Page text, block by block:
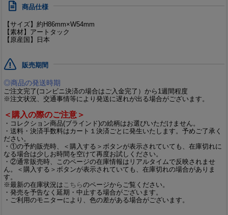
商品仕様
【サイズ】約H86mm×W54mm
【素材】アートタック
【原産国】日本
販売期間
◎商品の発送時期
ご注文完了(コンビニ決済の場合はご入金完了）から1週間程度
※注文状況、交通事情等により発送に遅れが出る場合がございます。
＜購入の際のご注意＞
・コレクション商品(ブラインド)の絵柄はお選びいただけません。
・送料・決済手数料はカート１決済ごとに発生いたします。予めご了承く
ださい。
・①の予約販売時、＜購入する＞ボタンが表示されていても、在庫切れに
なる場合は少しお時間を空けて再度お試しください。
・②通常販売時、このページの在庫情報はリアルタイムで反映されませ
ん。＜購入する＞ボタンが表示されていても、在庫切れの場合がありま
す。
※最新の在庫状況は こちらのページからご覧ください。
・発売を予告なく延期・中止する場合がございます。
・ご利用のモニターにより、色の差がある場合がございます。